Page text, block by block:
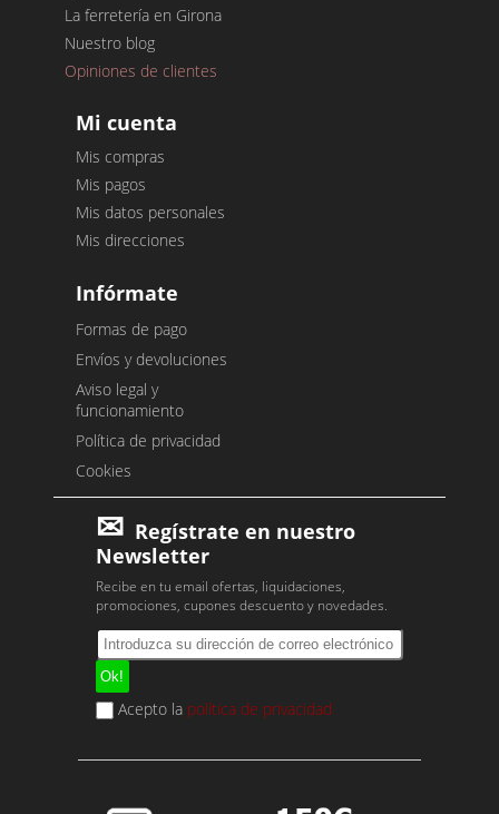
La ferretería en Girona
Nuestro blog
Opiniones de clientes
Mi cuenta
Mis compras
Mis pagos
Mis datos personales
Mis direcciones
Infórmate
Formas de pago
Envíos y devoluciones
Aviso legal y
funcionamiento
Política de privacidad
Cookies
Regístrate en nuestro
Newsletter
Recibe en tu email ofertas, liquidaciones,
promociones, cupones descuento y novedades.
Acepto la política de privacidad